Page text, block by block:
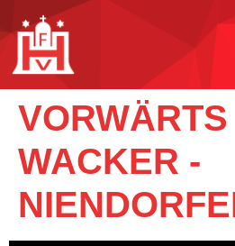
VORWÄRTS
WACKER -